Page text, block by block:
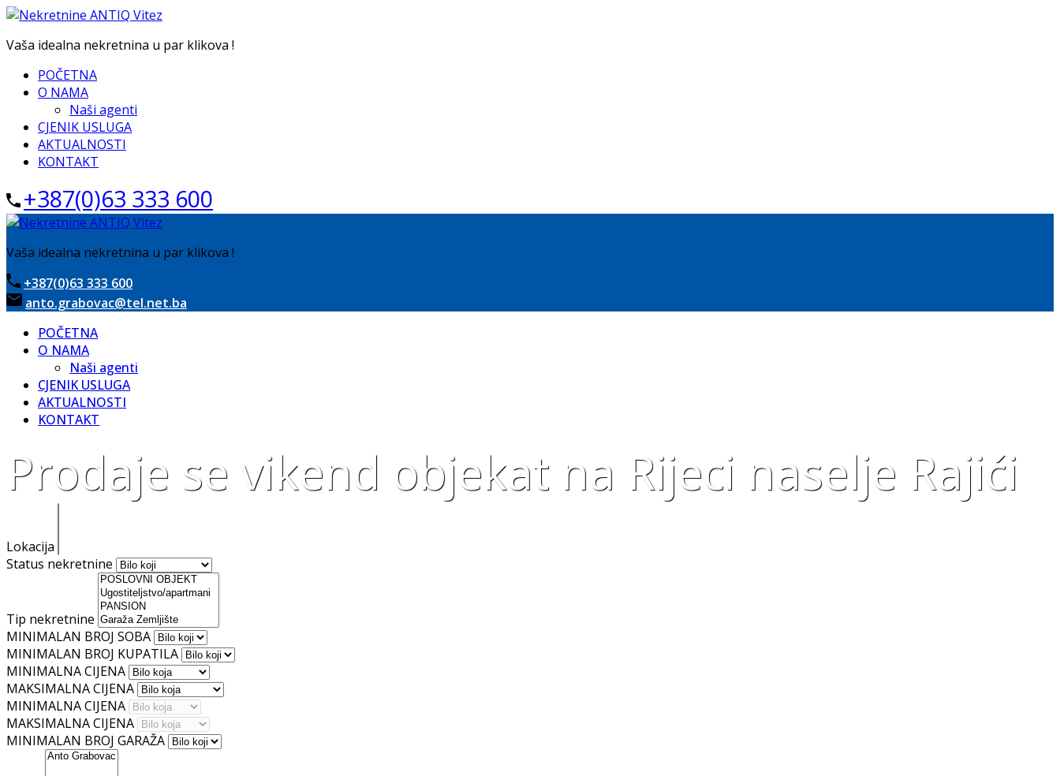
Vaša idealna nekretnina u par klikova !
POČETNA
O NAMA
Naši agenti
CJENIK USLUGA
AKTUALNOSTI
KONTAKT
+387(0)63 333 600
Vaša idealna nekretnina u par klikova !
+387(0)63 333 600
anto.grabovac@tel.net.ba
POČETNA
O NAMA
Naši agenti
CJENIK USLUGA
AKTUALNOSTI
KONTAKT
Prodaje se vikend objekat na Rijeci naselje Rajići
Lokacija
Status nekretnine
Tip nekretnine
MINIMALAN BROJ SOBA
MINIMALAN BROJ KUPATILA
MINIMALNA CIJENA
MAKSIMALNA CIJENA
MINIMALNA CIJENA
MAKSIMALNA CIJENA
MINIMALAN BROJ GARAŽA